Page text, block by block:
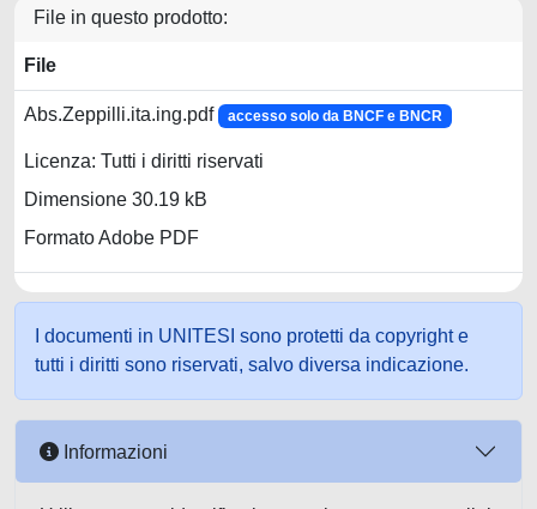
File in questo prodotto:
File
Abs.Zeppilli.ita.ing.pdf accesso solo da BNCF e BNCR
Licenza: Tutti i diritti riservati
Dimensione 30.19 kB
Formato Adobe PDF
I documenti in UNITESI sono protetti da copyright e
tutti i diritti sono riservati, salvo diversa indicazione.
Informazioni